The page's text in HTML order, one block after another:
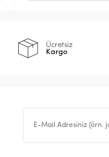
Ücretsiz
Kargo